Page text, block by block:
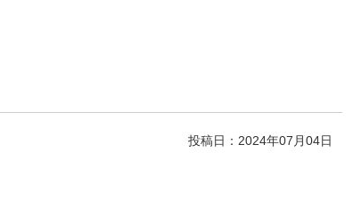
投稿日： 2024年07月04日